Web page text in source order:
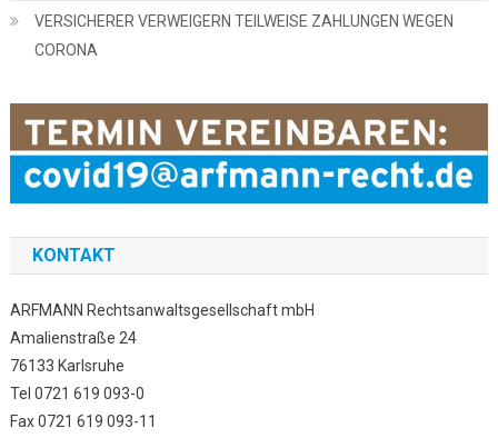
VERSICHERER VERWEIGERN TEILWEISE ZAHLUNGEN WEGEN
CORONA
KONTAKT
ARFMANN Rechtsanwaltsgesellschaft mbH
Amalienstraße 24
76133 Karlsruhe
Tel 0721 619 093-0
Fax 0721 619 093-11